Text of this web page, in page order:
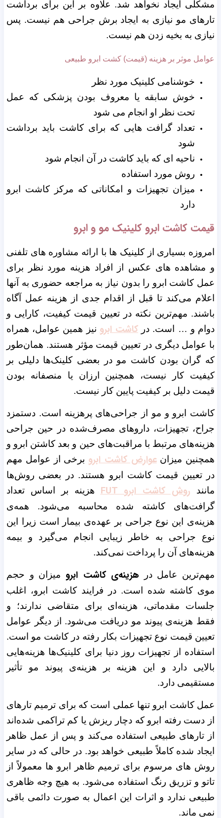
مشکلی ایجاد نخواهد شد. علاوه بر این برای برداشت
تارهای مو نیازی به ایجاد برش جراحی هم نیست. پس
نیازی به بخیه زدن هم نیست.
عوامل موثر بر هزینه (قیمت) کشت ابرو طبیعی
خوشنامی کلینیک مورد نظر
خوش سابقه یا معروف بودن پزشکی که عمل
تحت نظر او انجام می شود
تعداد گرافت هایی که برای کاشت باید برداشت
شود
ناحیه ای که باید کاشت در آن انجام شود
روش مورد استفاده
میزان تجهیزات و امکاناتی که مرکز کاشت ابرو
دارد
قیمت کاشت ابرو کلینیک مو و ابرو
امروزه بسیاری از کلینیک ها با ارائه مشاوره های تلفنی
و مشاهده های عکس از افراد هزینه مورد نظر برای
عمل کاشت ابرو را بدون نیاز به مراجعه حضوری به آنها
اعلام می‌کند تا قبل از اقدام جدی از هزینه عمل آگاه
باشند. مهم‌ترین نکته در تعیین قیمت کیفیت، کارایی و
دوام و … است. در کاشت ابرو نیز همین عوامل، همراه
با عوامل دیگری در تعیین قیمت مؤثر هستند. همان‌طور
که گران بودن کاشت مو در بعضی کلینک‌ها دلیلی بر
کیفیت کار نیست، همچنین ارزان یا منصفانه بودن
قیمت دلیل بر کیفیت پایین کار نیست.
کاشت ابرو و مو از جراحی‌های پرهزینه است. دستمزد
جراح، تجهیزات، داروهای مصرف‌شده در حین جراحی
هزینه‌های مرتبط با مراقبت‌های حین و بعد کاشتن ابرو و
همچنین میزانعوارض کاشت ابرو برخی از عوامل مهم
در تعیین قیمت کاشت ابرو هستند. در بعضی روش‌ها
مانند روش کاشت ابرو FUT
هزینه بر اساس تعداد
گرافت‌های کاشته شده محاسبه می‌شود. همه‌ی
هزینه‌ی این نوع جراحی بر عهده‌ی بیمار است زیرا این
نوع جراحی به خاطر زیبایی انجام می‌گیرد و بیمه
هزینه‌های آن را پرداخت نمی‌کند.
مهم‌ترین عامل در هزینه‌ی کاشت ابرو میزان و حجم
موی کاشته شده است. در فرایند کاشت ابرو، اغلب
جلسات مقدماتی، هزینه‌ای برای متقاضی ندارند؛ و
فقط هزینه‌ی پیوند مو دریافت می‌شود. از دیگر عوامل
تعیین قیمت نوع تجهیزات بکار رفته در کاشت مو است.
استفاده از تجهیزات روز دنیا برای کلینیک‌ها هزینه‌هایی
بالایی دارد و این هزینه بر هزینه‌ی پیوند مو تأثیر
مستقیمی دارد.
عمل کاشت ابرو تنها عملی است که برای ترمیم تارهای
از دست رفته ابرو که دچار ریزش یا کم تراکمی شده‌اند
از تارهای طبیعی استفاده می‌کند و پس از عمل ظاهر
ایجاد شده کاملاً طبیعی خواهد بود. در حالی که در سایر
روش های مرسوم برای ترمیم ظاهر ابرو ها معمولاً از
تاتو و تزریق رنگ استفاده می‌شود. به هیچ وجه ظاهری
طبیعی ندارد و اثرات این اعمال به صورت دائمی باقی
نمی ماند.